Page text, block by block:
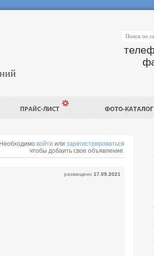
Необходимо войти или зарегистрироваться
чтобы добаить свое объявление.
размещено 17.09.2021